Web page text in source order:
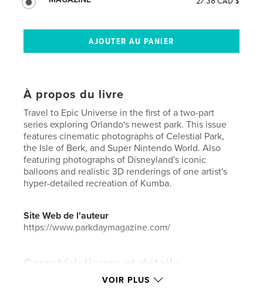
À propos du livre
Travel to Epic Universe in the first of a two-part
series exploring Orlando's newest park. This issue
features cinematic photographs of Celestial Park,
the Isle of Berk, and Super Nintendo World. Also
featuring photographs of Disneyland's iconic
balloons and realistic 3D renderings of one artist's
hyper-detailed recreation of Kumba.
Site Web de l'auteur
https://www.parkdaymagazine.com/
Caractéristiques et détails
Catégorie principale: Loisirs
VOIR PLUS